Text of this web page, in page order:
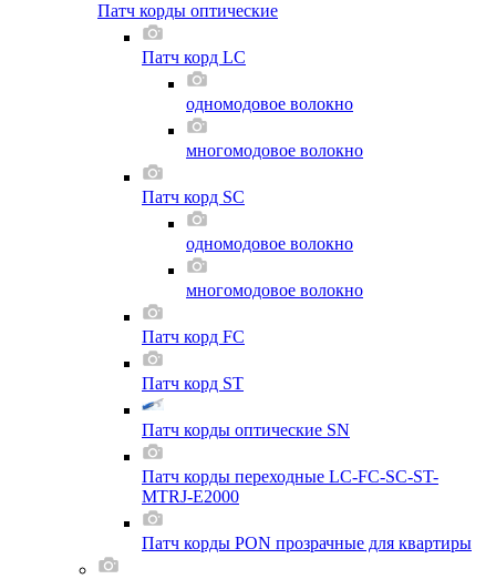
Патч корды оптические
Патч корд LC
одномодовое волокно
многомодовое волокно
Патч корд SC
одномодовое волокно
многомодовое волокно
Патч корд FC
Патч корд ST
Патч корды оптические SN
Патч корды переходные LC-FC-SC-ST-
MTRJ-E2000
Патч корды PON прозрачные для квартиры